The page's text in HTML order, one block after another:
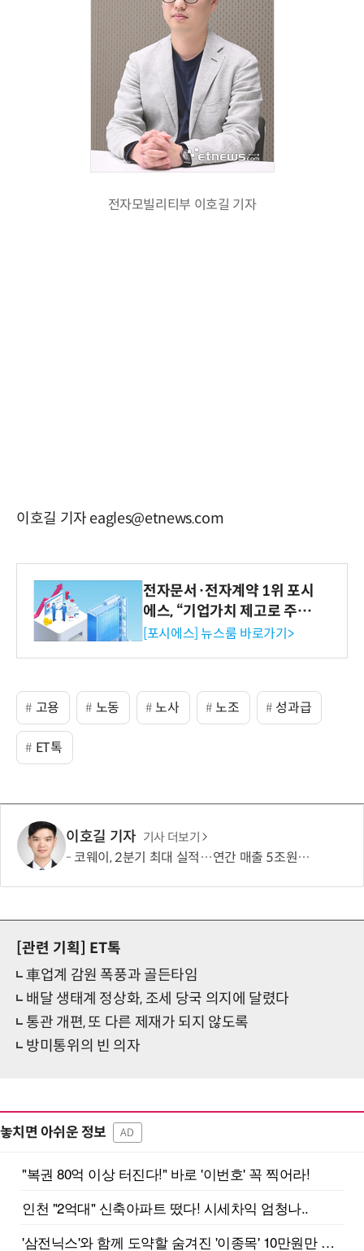
전자모빌리티부 이호길 기자
이호길 기자 eagles@etnews.com
전자문서·전자계약 1위 포시
에스, “기업가치 제고로 주주
환원 강화” 계획 공시
[포시에스] 뉴스룸 바로가기>
고용 노동 노사 노조 성과급
ET톡
이호길 기자 기사 더보기
코웨이, 2분기 최대 실적…연간 매출 5조원·영업이익 1조원 '순항'
[관련 기획]
ET톡
車업계 감원 폭풍과 골든타임
배달 생태계 정상화, 조세 당국 의지에 달렸다
통관 개편, 또 다른 제재가 되지 않도록
방미통위의 빈 의자
놓치면 아쉬운 정보 AD